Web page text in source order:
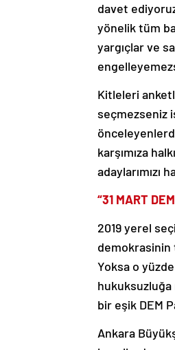
davet
yönelik tüm
yargıçlar ve
Kitleleri
seçmezseniz
karşımıza
adaylarımızı
“31 MART
2019 yerel
demokrasinin
Yoksa o
bir eşik DEM
Ankara